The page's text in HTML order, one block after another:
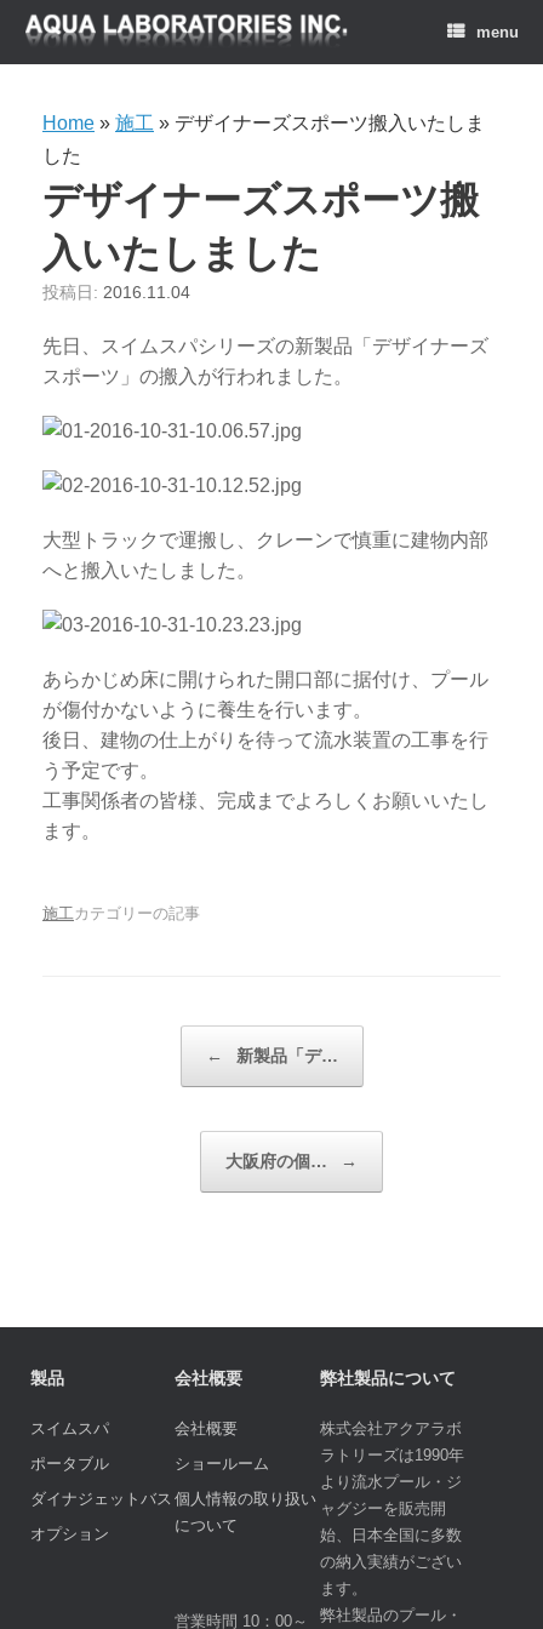
menu
Home » 施工 » デザイナーズスポーツ搬入いたしま
した
デザイナーズスポーツ搬
入いたしました
投稿日: 2016.11.04
先日、スイムスパシリーズの新製品「デザイナーズ
スポーツ」の搬入が行われました。
大型トラックで運搬し、クレーンで慎重に建物内部
へと搬入いたしました。
あらかじめ床に開けられた開口部に据付け、プール
が傷付かないように養生を行います。
後日、建物の仕上がりを待って流水装置の工事を行
う予定です。
工事関係者の皆様、完成までよろしくお願いいたし
ます。
施工 カテゴリーの記事
投稿ナビゲーション← 新製品「デ…
大阪府の個… →
製品
スイムスパ
ポータブル
ダイナジェットバス
オプション
会社概要
会社概要
ショールーム
個人情報の取り扱い
について
営業時間 10：00～
弊社製品について
株式会社アクアラボ
ラトリーズは1990年
より流水プール・ジ
ャグジーを販売開
始、日本全国に多数
の納入実績がござい
ます。
弊社製品のプール・